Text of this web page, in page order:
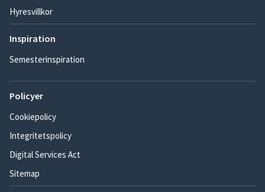
Hyresvillkor
Inspiration
Semesterinspiration
Policyer
Cookiepolicy
Integritetspolicy
Digital Services Act
Sitemap